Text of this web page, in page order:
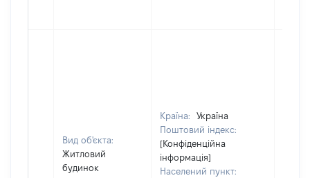
Вид об'єкта:
Житловий
будинок
Країна:
Україна
Поштовий індекс:
[Конфіденційна
інформація]
Населений пункт: